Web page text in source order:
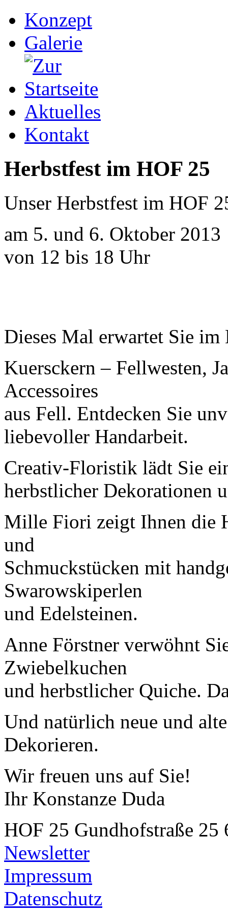
Konzept
Galerie
Aktuelles
Kontakt
Herbstfest im HOF 25
Unser Herbstfest im HOF
am 5. und 6. Oktober 2013
von 12 bis 18 Uhr
Dieses Mal erwartet Sie im
Kuersckern – Fellwesten,
Accessoires
aus Fell. Entdecken Sie
liebevoller Handarbeit.
Creativ-Floristik lädt Sie
herbstlicher Dekorationen
Mille Fiori zeigt Ihnen die
und
Schmuckstücken mit
Swarowskiperlen
und Edelsteinen.
Anne Förstner verwöhnt
Zwiebelkuchen
und herbstlicher Quiche.
Und natürlich neue und
Dekorieren.
Wir freuen uns auf Sie!
Ihr Konstanze Duda
HOF 25 Gundhofstraße 25
Newsletter
Impressum
Datenschutz